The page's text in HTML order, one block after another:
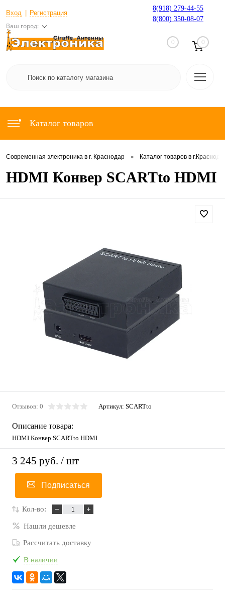
Вход Регистрация
Ваш город:
8(918) 279-44-55
8(800) 350-08-07
0 0
Каталог товаров
Современная электроника в г. Краснодар • Каталог товаров в
HDMI Конвер SCARTto HDMI
Отзывов: 0 Артикул: SCARTto
Описание товара:
HDMI Конвер SCARTto HDMI
3 245 руб. / шт
Подписаться
Кол-во:
Нашли дешевле
Рассчитать доставку
В наличии